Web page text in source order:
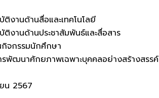
งานด้านสื่อและเทคโนโลยี
งานด้านประชาสัมพันธ์และสื่อสาร
จกรรมนักศึกษา
พัฒนาศักยภาพเฉพาะบุคคลอย่างสร้างสรรค์
น 2567